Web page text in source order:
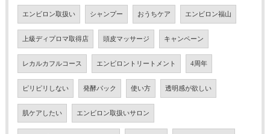
エンビロン取扱い シャンプー おうちケア エンビロン福山
上級ディプロマ取得店 頭皮マッサージ キャンペーン
レカルカフルコース エンビロントリートメント 4周年
ピリピリしない 発酵パック 使い方 透明感が欲しい
肌ケアしたい エンビロン取扱いサロン